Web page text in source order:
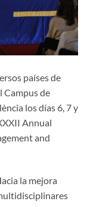
países de
Campus de
los días 6, 7 y
Annual
and
la mejora